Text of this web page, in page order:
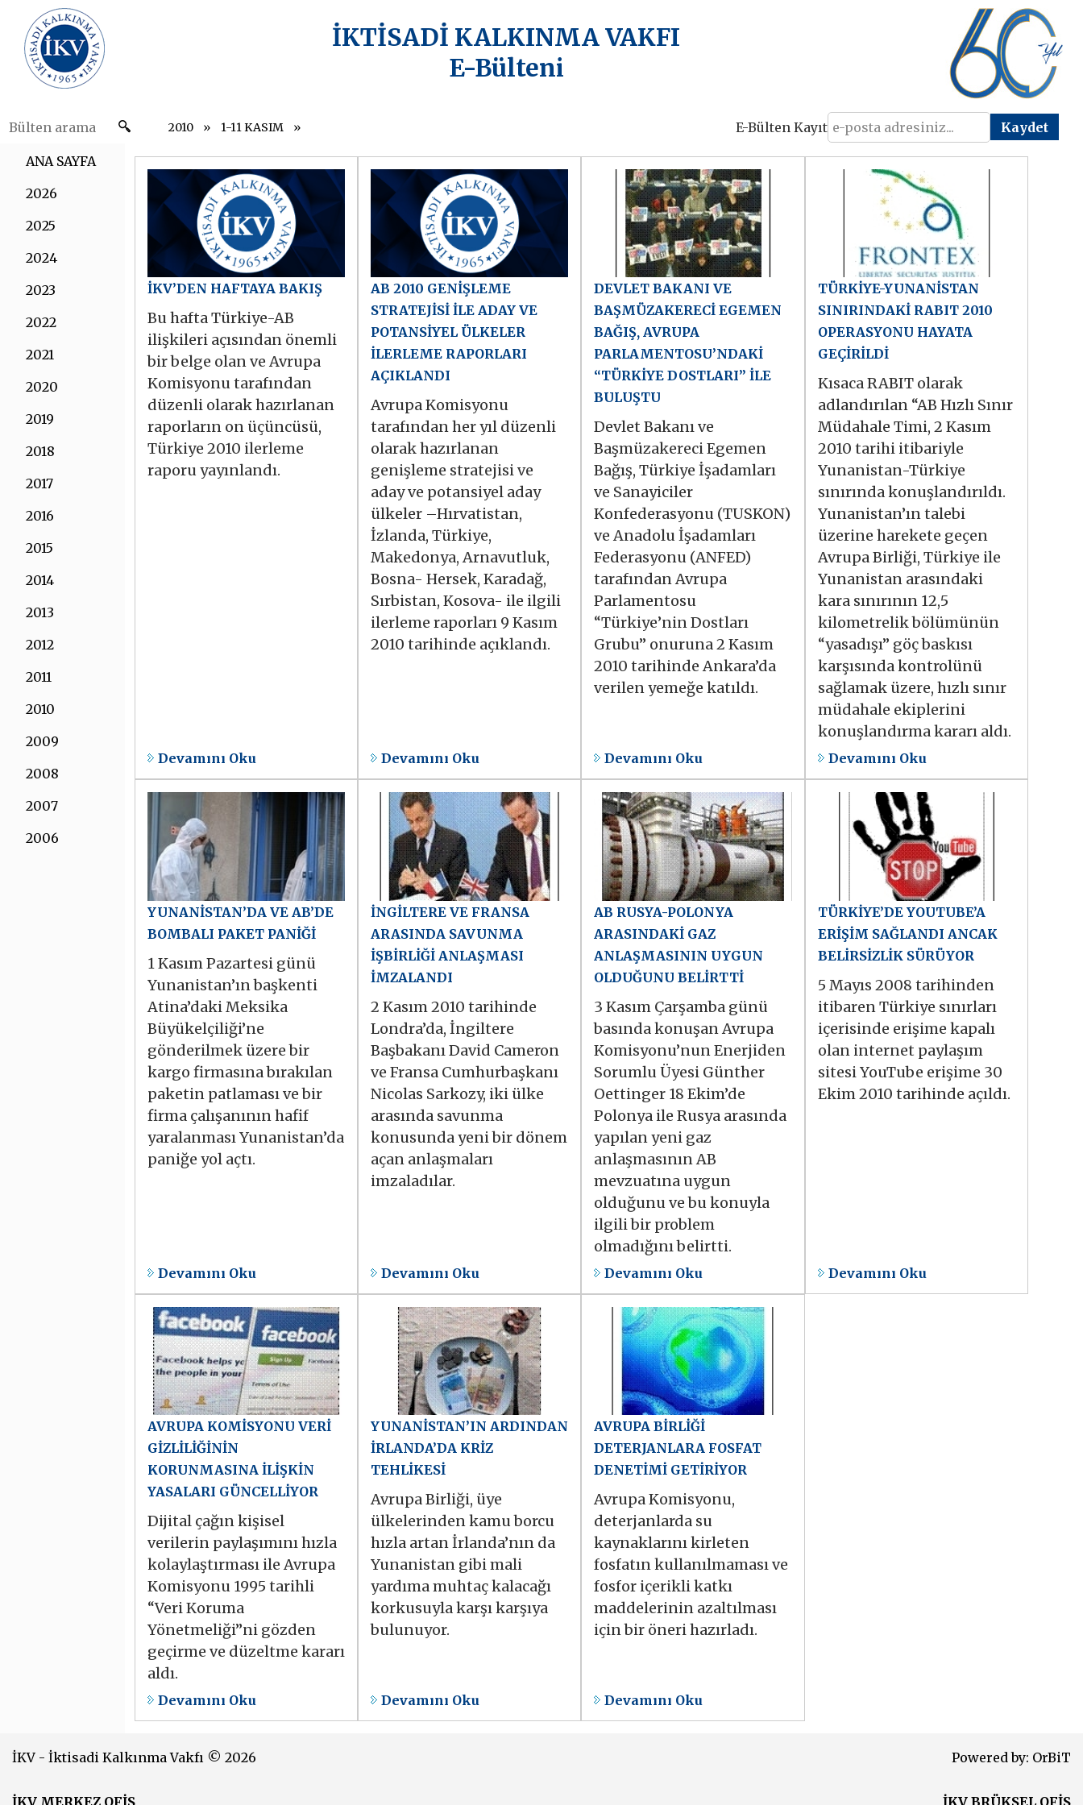
İKTİSADİ KALKINMA VAKFI
E-Bülteni
2010 1-11 KASIM E-Bülten Kayıt
ANA SAYFA
2026
2025
2024
2023
2022
2021
2020
2019
2018
2017
2016
2015
2014
2013
2012
2011
2010
2009
2008
2007
2006
İKV’DEN HAFTAYA BAKIŞ
Bu hafta Türkiye-AB
ilişkileri açısından önemli
bir belge olan ve Avrupa
Komisyonu tarafından
düzenli olarak hazırlanan
raporların on üçüncüsü,
Türkiye 2010 ilerleme
raporu yayınlandı.
Devamını Oku
AB 2010 GENİŞLEME
STRATEJİSİ İLE ADAY VE
POTANSİYEL ÜLKELER
İLERLEME RAPORLARI
AÇIKLANDI
Avrupa Komisyonu
tarafından her yıl düzenli
olarak hazırlanan
genişleme stratejisi ve
aday ve potansiyel aday
ülkeler –Hırvatistan,
İzlanda, Türkiye,
Makedonya, Arnavutluk,
Bosna- Hersek, Karadağ,
Sırbistan, Kosova- ile ilgili
ilerleme raporları 9 Kasım
2010 tarihinde açıklandı.
Devamını Oku
DEVLET BAKANI VE
BAŞMÜZAKERECİ EGEMEN
BAĞIŞ, AVRUPA
PARLAMENTOSU’NDAKİ
“TÜRKİYE DOSTLARI” İLE
BULUŞTU
Devlet Bakanı ve
Başmüzakereci Egemen
Bağış, Türkiye İşadamları
ve Sanayiciler
Konfederasyonu (TUSKON)
ve Anadolu İşadamları
Federasyonu (ANFED)
tarafından Avrupa
Parlamentosu
“Türkiye’nin Dostları
Grubu” onuruna 2 Kasım
2010 tarihinde Ankara’da
verilen yemeğe katıldı.
Devamını Oku
TÜRKİYE-YUNANİSTAN
SINIRINDAKİ RABIT 2010
OPERASYONU HAYATA
GEÇİRİLDİ
Kısaca RABIT olarak
adlandırılan “AB Hızlı Sınır
Müdahale Timi, 2 Kasım
2010 tarihi itibariyle
Yunanistan-Türkiye
sınırında konuşlandırıldı.
Yunanistan’ın talebi
üzerine harekete geçen
Avrupa Birliği, Türkiye ile
Yunanistan arasındaki
kara sınırının 12,5
kilometrelik bölümünün
“yasadışı” göç baskısı
karşısında kontrolünü
sağlamak üzere, hızlı sınır
müdahale ekiplerini
konuşlandırma kararı aldı.
Devamını Oku
YUNANİSTAN’DA VE AB’DE
BOMBALI PAKET PANİĞİ
1 Kasım Pazartesi günü
Yunanistan’ın başkenti
Atina’daki Meksika
Büyükelçiliği’ne
gönderilmek üzere bir
kargo firmasına bırakılan
paketin patlaması ve bir
firma çalışanının hafif
yaralanması Yunanistan’da
paniğe yol açtı.
Devamını Oku
İNGİLTERE VE FRANSA
ARASINDA SAVUNMA
İŞBİRLİĞİ ANLAŞMASI
İMZALANDI
2 Kasım 2010 tarihinde
Londra’da, İngiltere
Başbakanı David Cameron
ve Fransa Cumhurbaşkanı
Nicolas Sarkozy, iki ülke
arasında savunma
konusunda yeni bir dönem
açan anlaşmaları
imzaladılar.
Devamını Oku
AB RUSYA-POLONYA
ARASINDAKİ GAZ
ANLAŞMASININ UYGUN
OLDUĞUNU BELİRTTİ
3 Kasım Çarşamba günü
basında konuşan Avrupa
Komisyonu’nun Enerjiden
Sorumlu Üyesi Günther
Oettinger 18 Ekim’de
Polonya ile Rusya arasında
yapılan yeni gaz
anlaşmasının AB
mevzuatına uygun
olduğunu ve bu konuyla
ilgili bir problem
olmadığını belirtti.
Devamını Oku
TÜRKİYE’DE YOUTUBE’A
ERİŞİM SAĞLANDI ANCAK
BELİRSİZLİK SÜRÜYOR
5 Mayıs 2008 tarihinden
itibaren Türkiye sınırları
içerisinde erişime kapalı
olan internet paylaşım
sitesi YouTube erişime 30
Ekim 2010 tarihinde açıldı.
Devamını Oku
AVRUPA KOMİSYONU VERİ
GİZLİLİĞİNİN
KORUNMASINA İLİŞKİN
YASALARI GÜNCELLİYOR
Dijital çağın kişisel
verilerin paylaşımını hızla
kolaylaştırması ile Avrupa
Komisyonu 1995 tarihli
“Veri Koruma
Yönetmeliği”ni gözden
geçirme ve düzeltme kararı
aldı.
Devamını Oku
YUNANİSTAN’IN ARDINDAN
İRLANDA’DA KRİZ
TEHLİKESİ
Avrupa Birliği, üye
ülkelerinden kamu borcu
hızla artan İrlanda’nın da
Yunanistan gibi mali
yardıma muhtaç kalacağı
korkusuyla karşı karşıya
bulunuyor.
Devamını Oku
AVRUPA BİRLİĞİ
DETERJANLARA FOSFAT
DENETİMİ GETİRİYOR
Avrupa Komisyonu,
deterjanlarda su
kaynaklarını kirleten
fosfatın kullanılmaması ve
fosfor içerikli katkı
maddelerinin azaltılması
için bir öneri hazırladı.
Devamını Oku
İKV - İktisadi Kalkınma Vakfı © 2026 Powered by: OrBiT